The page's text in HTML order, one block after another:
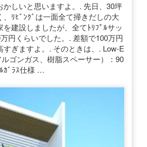
かしいと思いますよ。. 先日、30坪
、ﾘﾋﾞﾝｸﾞは一面全て掃きだしの大
を建設しましたが、全てﾄﾘﾌﾟﾙサッ
円くらいでした。. 差額で100万円
すぎますよ。. そのときは、. Low-E
ゴンガス、樹脂スペーサー）：90
ｶﾞﾗｽ仕様 …